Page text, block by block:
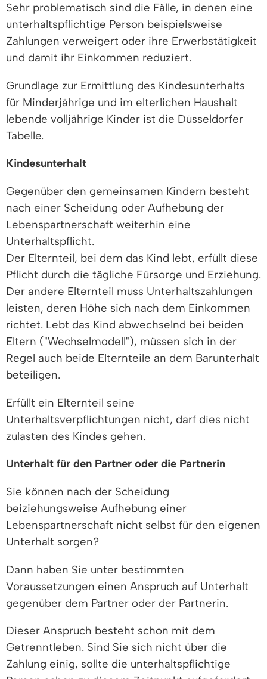
Sehr problematisch sind die Fälle, in denen eine
unterhaltspflichtige Person beispielsweise
Zahlungen verweigert oder ihre Erwerbstätigkeit
und damit ihr Einkommen reduziert.
Grundlage zur Ermittlung des Kindesunterhalts
für Minderjährige und im elterlichen Haushalt
lebende volljährige Kinder ist die Düsseldorfer
Tabelle.
Kindesunterhalt
Gegenüber den gemeinsamen Kindern besteht
nach einer Scheidung oder Aufhebung der
Lebenspartnerschaft weiterhin eine
Unterhaltspflicht.
Der Elternteil, bei dem das Kind lebt, erfüllt diese
Pflicht durch die tägliche Fürsorge und Erziehung.
Der andere Elternteil muss Unterhaltszahlungen
leisten, deren Höhe sich nach dem Einkommen
richtet. Lebt das Kind abwechselnd bei beiden
Eltern ("Wechselmodell"), müssen sich in der
Regel auch beide Elternteile an dem Barunterhalt
beteiligen.
Erfüllt ein Elternteil seine
Unterhaltsverpflichtungen nicht, darf dies nicht
zulasten des Kindes gehen.
Unterhalt für den Partner oder die Partnerin
Sie können nach der Scheidung
beiziehungsweise Aufhebung einer
Lebenspartnerschaft nicht selbst für den eigenen
Unterhalt sorgen?
Dann haben Sie unter bestimmten
Voraussetzungen einen Anspruch auf Unterhalt
gegenüber dem Partner oder der Partnerin.
Dieser Anspruch besteht schon mit dem
Getrenntleben. Sind Sie sich nicht über die
Zahlung einig, sollte die unterhaltspflichtige